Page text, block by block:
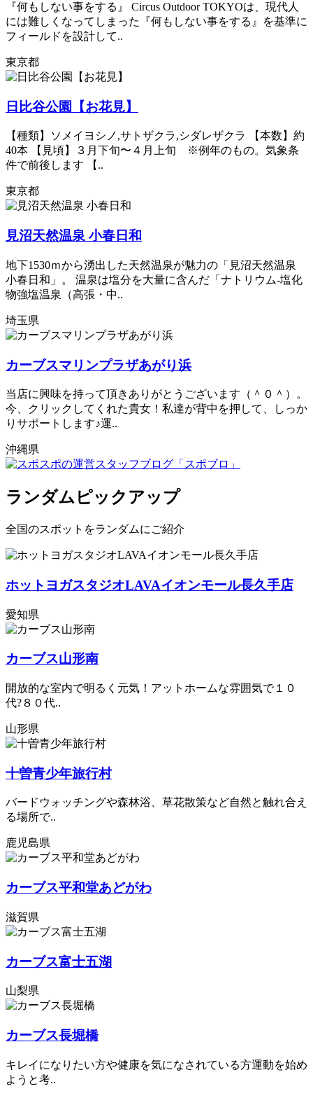
『何もしない事をする』 Circus Outdoor TOKYOは、現代人
には難しくなってしまった『何もしない事をする』を基準に
フィールドを設計して..
東京都
日比谷公園【お花見】
【種類】ソメイヨシノ,サトザクラ,シダレザクラ 【本数】約
40本 【見頃】３月下旬〜４月上旬 ※例年のもの。気象条
件で前後します 【..
東京都
見沼天然温泉 小春日和
地下1530ｍから湧出した天然温泉が魅力の「見沼天然温泉
小春日和」。 温泉は塩分を大量に含んだ「ナトリウム‐塩化
物強塩温泉（高張・中..
埼玉県
カーブスマリンプラザあがり浜
当店に興味を持って頂きありがとうございます（＾０＾）。
今、クリックしてくれた貴女！私達が背中を押して、しっか
りサポートします♪運..
沖縄県
ランダムピックアップ
全国のスポットをランダムにご紹介
ホットヨガスタジオLAVAイオンモール長久手店
愛知県
カーブス山形南
開放的な室内で明るく元気！アットホームな雰囲気で１０
代?８０代..
山形県
十曽青少年旅行村
バードウォッチングや森林浴、草花散策など自然と触れ合え
る場所で..
鹿児島県
カーブス平和堂あどがわ
滋賀県
カーブス富士五湖
山梨県
カーブス長堀橋
キレイになりたい方や健康を気になされている方運動を始め
ようと考..